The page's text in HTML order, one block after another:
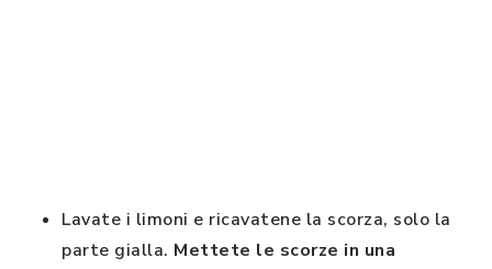
Lavate i limoni e ricavatene la scorza, solo la
parte gialla. Mettete le scorze in una